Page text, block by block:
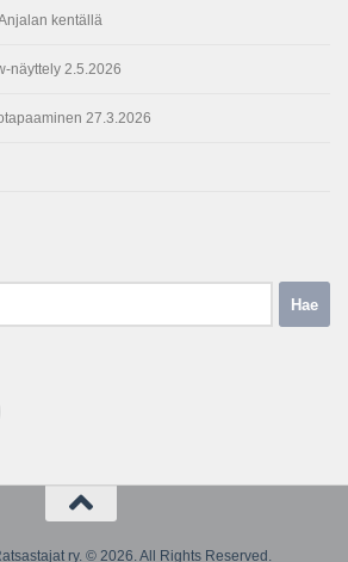
kentällä
näyttely 2.5.2026
27.3.2026
ry. © 2026. All Rights Reserved.